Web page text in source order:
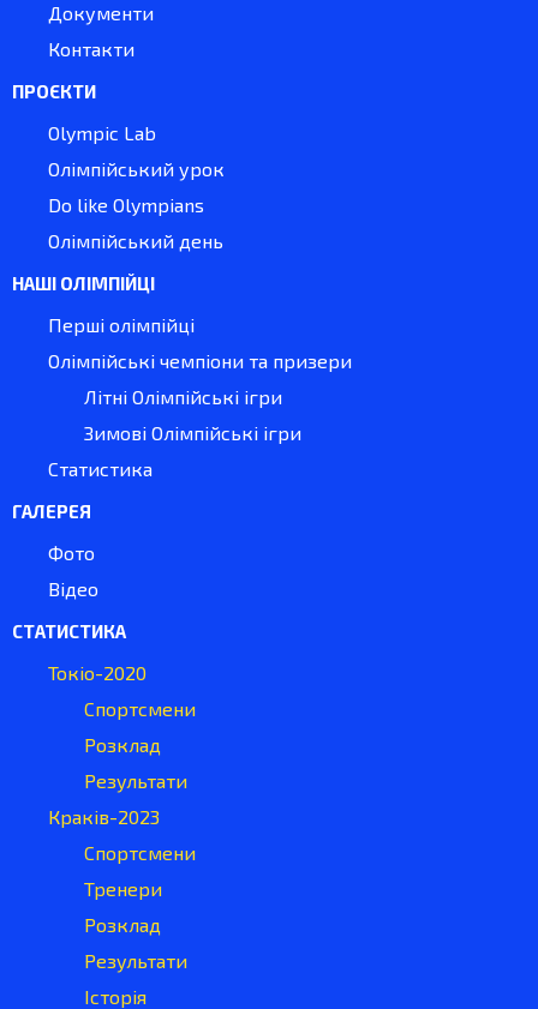
Документи
Контакти
ПРОЄКТИ
Olympic Lab
Олімпійський урок
Do like Olympians
Олімпійський день
НАШІ ОЛІМПІЙЦІ
Перші олімпійці
Олімпійські чемпіони та призери
Літні Олімпійські ігри
Зимові Олімпійські ігри
Статистика
ГАЛЕРЕЯ
Фото
Відео
СТАТИСТИКА
Токіо-2020
Спортсмени
Розклад
Результати
Краків-2023
Спортсмени
Тренери
Розклад
Результати
Історія